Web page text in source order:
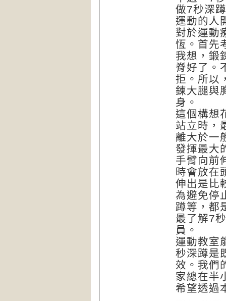
做7秒深
運動的人
對於運動
恆。首先
我想，鍛
脊好了。
拒。所以
鍊大腿與
身。
這個構想
站立時，
離大於一
發揮最大
手臂向前
時會放在
伸出是比
為避免停
蹲等，都
最了解7
員。
運動教室
秒深蹲是
效。我們
家總在半
希望透過